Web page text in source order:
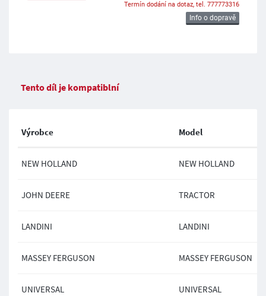
Termín dodání na dotaz, tel. 777773316
Info o dopravě
Tento díl je kompatiblní
Výrobce Model
NEW HOLLAND NEW HOLLAND
JOHN DEERE TRACTOR
LANDINI LANDINI
MASSEY FERGUSON MASSEY FERGUSON
UNIVERSAL UNIVERSAL